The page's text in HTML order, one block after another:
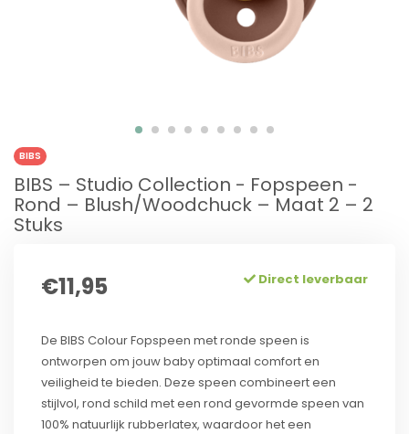
BIBS
BIBS – Studio Collection - Fopspeen -
Rond – Blush/Woodchuck – Maat 2 – 2
Stuks
€11,95 Direct leverbaar
De BIBS Colour Fopspeen met ronde speen is
ontworpen om jouw baby optimaal comfort en
veiligheid te bieden. Deze speen combineert een
stijlvol, rond schild met een rond gevormde speen van
100% natuurlijk rubberlatex, waardoor het een